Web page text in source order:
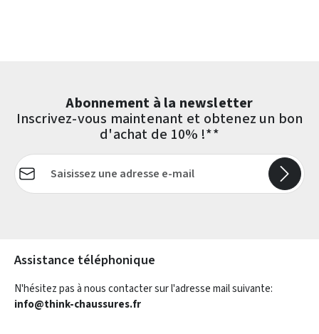
Abonnement à la newsletter
Inscrivez-vous maintenant et obtenez un bon
d'achat de 10% !**
Adresse e-mail*
Assistance téléphonique
N'hésitez pas à nous contacter sur l'adresse mail suivante:
info@think-chaussures.fr